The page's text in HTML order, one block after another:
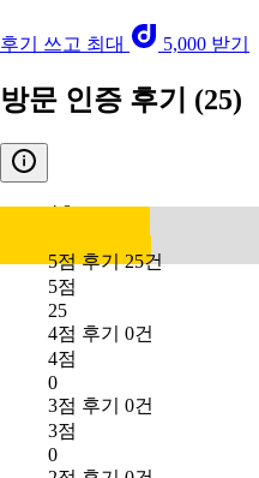
후기 쓰고 최대 5,000 받기
방문 인증 후기 (25)
4.8
5점 후기 25건
5점
25
4점 후기 0건
4점
0
3점 후기 0건
3점
0